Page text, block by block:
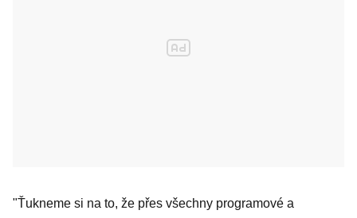
"Ťukneme si na to, že přes všechny programové a